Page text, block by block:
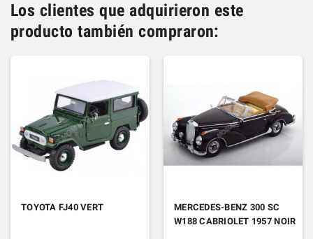
Los clientes que adquirieron este
producto también compraron:
TOYOTA FJ40 VERT
MERCEDES-BENZ 300 SC
W188 CABRIOLET 1957 NOIR